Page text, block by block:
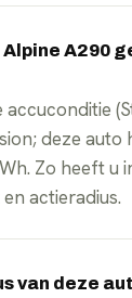
Alpine A290
deze auto
Zo heeft u
actieradius.
van deze